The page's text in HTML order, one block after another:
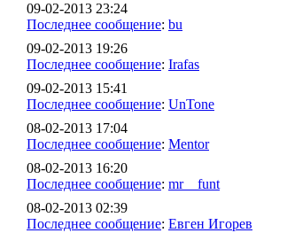
09-02-2013 23:24
Последнее сообщение: bu
09-02-2013 19:26
Последнее сообщение: Irafas
09-02-2013 15:41
Последнее сообщение: UnTone
08-02-2013 17:04
Последнее сообщение: Mentor
08-02-2013 16:20
Последнее сообщение: mr__funt
08-02-2013 02:39
Последнее сообщение: Евген Игорев